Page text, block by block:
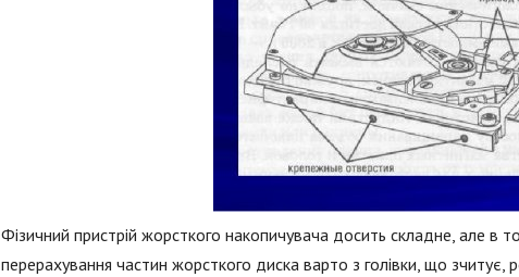
Фізичний пристрій жорсткого накопичувача досить складне, але в
перерахування частин жорсткого диска варто з голівки, що